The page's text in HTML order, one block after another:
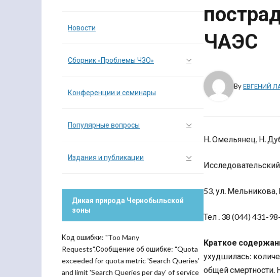
ЧАЭС
ByЕВГЕНИЙ
Н. Омельянец, Н.
53, ул. Мельникова,
Тел . 38 (044) 431-
Краткое
ухудшилась:
общей смертности.
Новости
Сборник «Проблемы ЧЗО»
Конференции и семинары
Популярные вопросы
Издания и публикации
Дикая природа Чернобыльской
зоны
Код ошибки: "Too Many
Requests".Сообщение об ошибке: "Quota
exceeded for quota metric 'Search Queries'
and limit 'Search Queries per day' of service